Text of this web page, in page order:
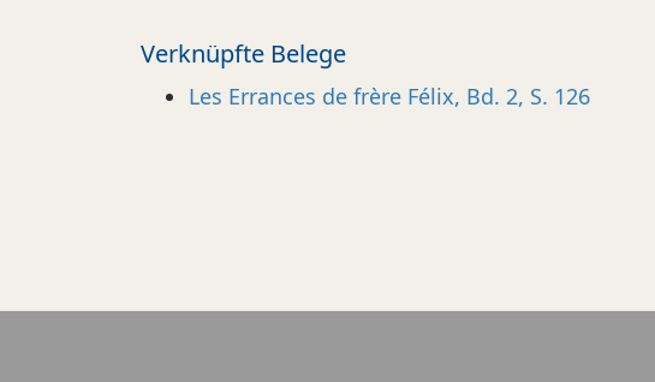
Verknüpfte Belege
Les Errances de frère Félix, Bd. 2, S. 126